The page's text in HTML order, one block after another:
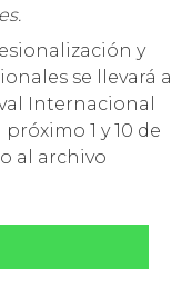
y
se llevará a
Internacional
1 y 10 de
al archivo